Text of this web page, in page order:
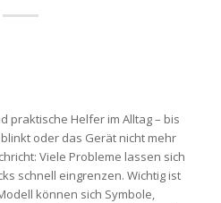
praktische Helfer im Alltag – bis
oder das Gerät nicht mehr
Viele Probleme lassen sich
schnell eingrenzen. Wichtig ist
können sich Symbole,